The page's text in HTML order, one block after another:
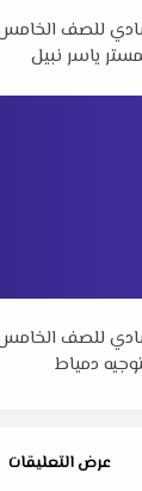
للصف الخامس
للصف الخامس
عرض التعليقات